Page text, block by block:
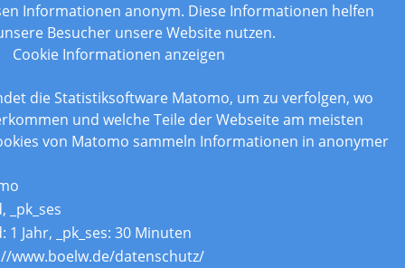
Informationen anonym. Diese Informationen helfen
Besucher unsere Website nutzen.
Cookie Informationen anzeigen
die Statistiksoftware Matomo, um zu verfolgen, wo
und welche Teile der Webseite am meisten
von Matomo sammeln Informationen in anonymer
_pk_ses
1 Jahr, _pk_ses: 30 Minuten
www.boelw.de/datenschutz/